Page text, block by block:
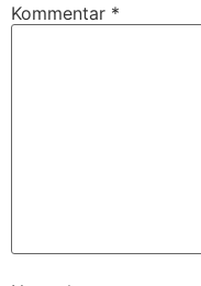
Kommentar *